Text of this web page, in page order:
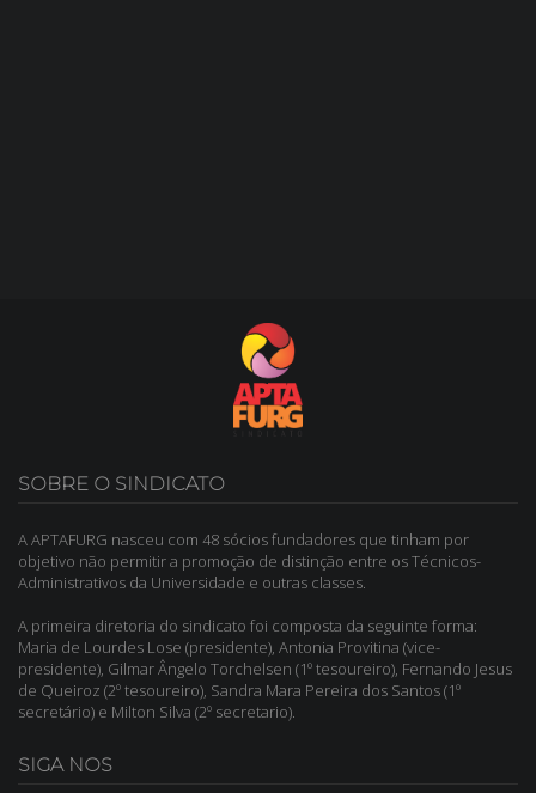
SOBRE O SINDICATO
A APTAFURG nasceu com 48 sócios fundadores que tinham por
objetivo não permitir a promoção de distinção entre os Técnicos-
Administrativos da Universidade e outras classes.
A primeira diretoria do sindicato foi composta da seguinte forma:
Maria de Lourdes Lose (presidente), Antonia Provitina (vice-
presidente), Gilmar Ângelo Torchelsen (1º tesoureiro), Fernando Jesus
de Queiroz (2º tesoureiro), Sandra Mara Pereira dos Santos (1º
secretário) e Milton Silva (2º secretario).
SIGA NOS